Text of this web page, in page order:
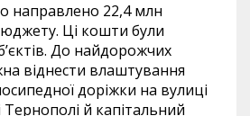
направлено 22,4 млн
Ці кошти були
До найдорожчих
віднести влаштування
доріжки на вулиці
Тернополі й капітальний